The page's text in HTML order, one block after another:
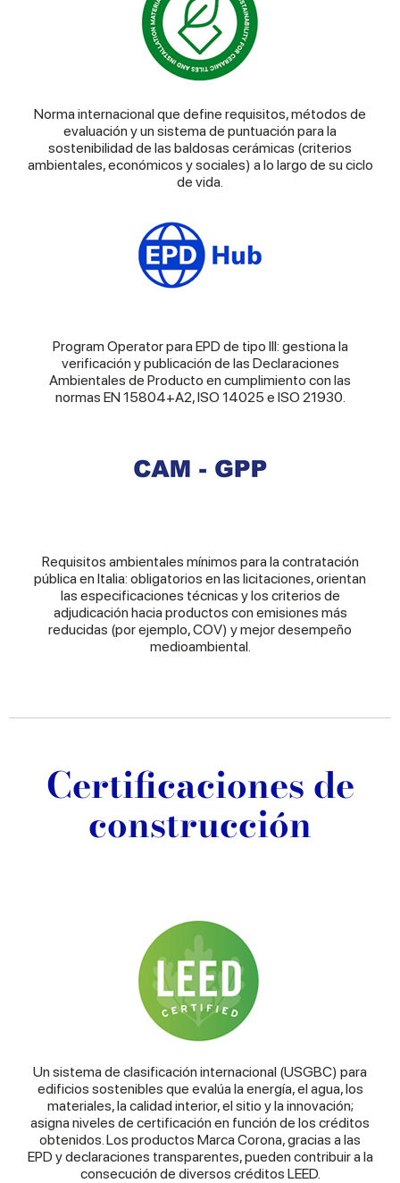
Norma internacional que define requisitos, métodos de
evaluación y un sistema de puntuación para la
sostenibilidad de las baldosas cerámicas (criterios
ambientales, económicos y sociales) a lo largo de su ciclo
de vida.
Program Operator para EPD de tipo III: gestiona la
verificación y publicación de las Declaraciones
Ambientales de Producto en cumplimiento con las
normas EN 15804+A2, ISO 14025 e ISO 21930.
Requisitos ambientales mínimos para la contratación
pública en Italia: obligatorios en las licitaciones, orientan
las especificaciones técnicas y los criterios de
adjudicación hacia productos con emisiones más
reducidas (por ejemplo, COV) y mejor desempeño
medioambiental.
Certificaciones de
construcción
Un sistema de clasificación internacional (USGBC) para
edificios sostenibles que evalúa la energía, el agua, los
materiales, la calidad interior, el sitio y la innovación;
asigna niveles de certificación en función de los créditos
obtenidos. Los productos Marca Corona, gracias a las
EPD y declaraciones transparentes, pueden contribuir a la
consecución de diversos créditos LEED.